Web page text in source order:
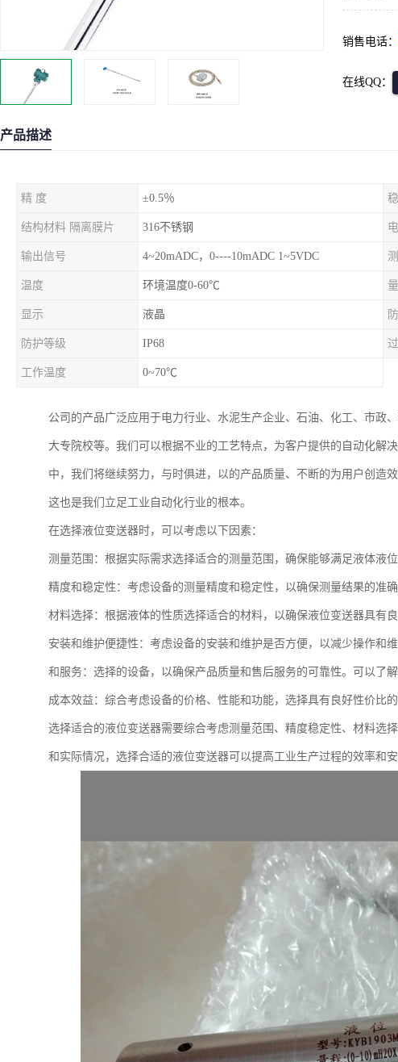
销售电话：
在线QQ：
产品描述
精 度 ±0.5％
结构材料 隔离膜片 316不锈钢
输出信号 4~20mADC，0----10mADC 1~5VDC
温度 环境温度0-60℃
显示 液晶
防护等级 IP68
工作温度 0~70℃
公司的产品广泛应用于电力行业、水泥生产企业、石油、化工、市政
大专院校等。我们可以根据不业的工艺特点，为客户提供的自动化解
中，我们将继续努力，与时俱进，以的产品质量、不断的为用户创造
这也是我们立足工业自动化行业的根本。
在选择液位变送器时，可以考虑以下因素：
测量范围：根据实际需求选择适合的测量范围，确保能够满足液体液位
精度和稳定性：考虑设备的测量精度和稳定性，以确保测量结果的准确
材料选择：根据液体的性质选择适合的材料，以确保液位变送器具有
安装和维护便捷性：考虑设备的安装和维护是否方便，以减少操作和维
和服务：选择的设备，以确保产品质量和售后服务的可靠性。可以了
成本效益：综合考虑设备的价格、性能和功能，选择具有良好性价比的
选择适合的液位变送器需要综合考虑测量范围、精度稳定性、材料选
和实际情况，选择合适的液位变送器可以提高工业生产过程的效率和安